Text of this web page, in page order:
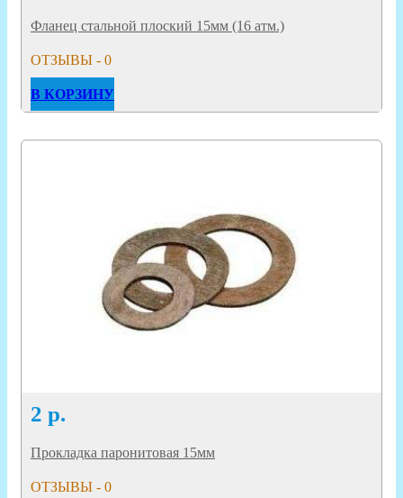
Фланец стальной плоский 15мм (16 атм.)
ОТЗЫВЫ - 0
В КОРЗИНУ
2 р.
Прокладка паронитовая 15мм
ОТЗЫВЫ - 0